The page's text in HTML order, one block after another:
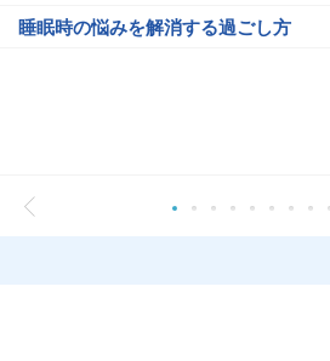
睡眠時の悩みを解消する過ごし方